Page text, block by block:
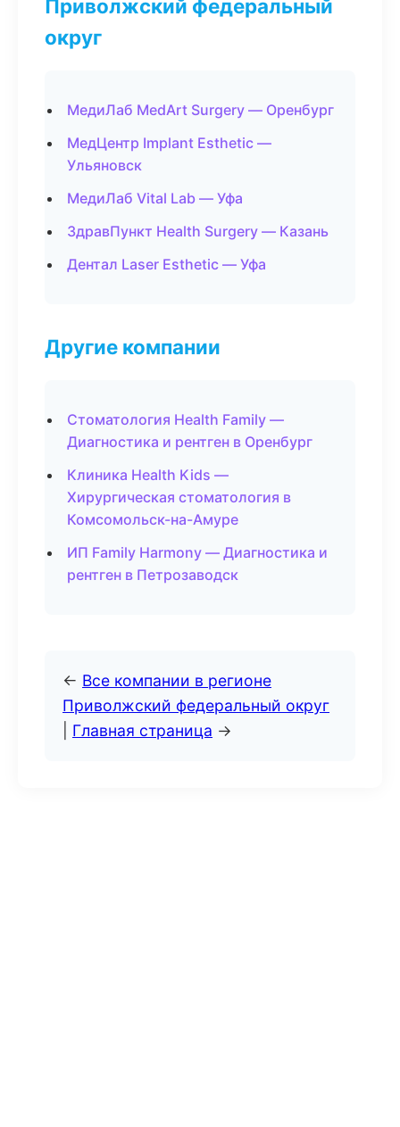
Приволжский федеральный
округ
МедиЛаб MedArt Surgery — Оренбург
МедЦентр Implant Esthetic —
Ульяновск
МедиЛаб Vital Lab — Уфа
ЗдравПункт Health Surgery — Казань
Дентал Laser Esthetic — Уфа
Другие компании
Стоматология Health Family —
Диагностика и рентген в Оренбург
Клиника Health Kids —
Хирургическая стоматология в
Комсомольск-на-Амуре
ИП Family Harmony — Диагностика и
рентген в Петрозаводск
← Все компании в регионе
Приволжский федеральный округ
Главная страница →